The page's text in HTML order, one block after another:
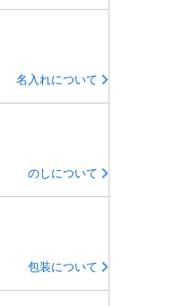
名入れについて
のしについて
包装について